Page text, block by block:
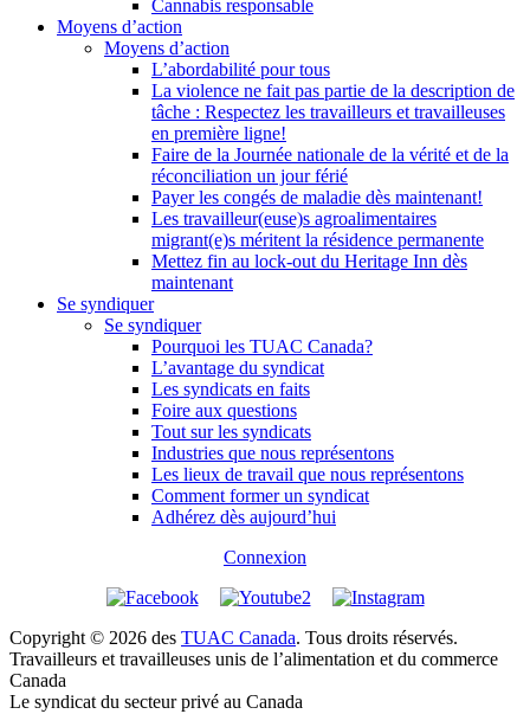
Cannabis responsable
Moyens d’action
Moyens d’action
L’abordabilité pour tous
La violence ne fait pas partie de la description de
tâche : Respectez les travailleurs et travailleuses
en première ligne!
Faire de la Journée nationale de la vérité et de la
réconciliation un jour férié
Payer les congés de maladie dès maintenant!
Les travailleur(euse)s agroalimentaires
migrant(e)s méritent la résidence permanente
Mettez fin au lock-out du Heritage Inn dès
maintenant
Se syndiquer
Se syndiquer
Pourquoi les TUAC Canada?
L’avantage du syndicat
Les syndicats en faits
Foire aux questions
Tout sur les syndicats
Industries que nous représentons
Les lieux de travail que nous représentons
Comment former un syndicat
Adhérez dès aujourd’hui
Connexion
Copyright © 2026 des TUAC Canada. Tous droits réservés.
Travailleurs et travailleuses unis de l’alimentation et du commerce
Canada
Le syndicat du secteur privé au Canada